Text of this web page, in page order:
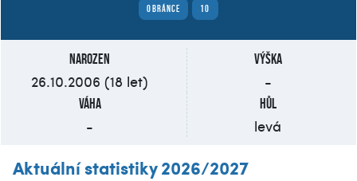
OBRÁNCE 10
Narozen
26.10.2006 (18 let)
Výška
-
Váha
-
Hůl
levá
Aktuální statistiky 2026/2027